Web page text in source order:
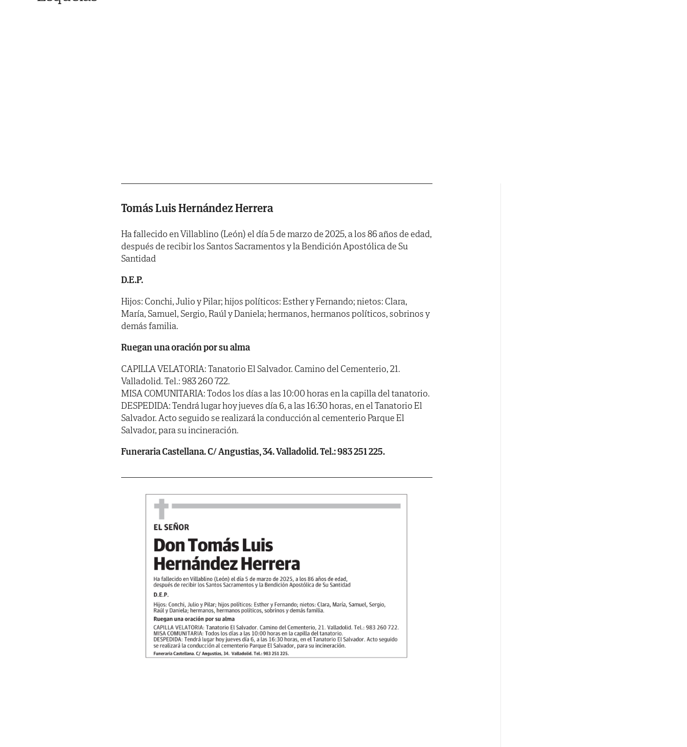
Tomás Luis Hernández Herrera
Ha fallecido en Villablino (León) el día 5 de marzo de 2025, a los 86 años de edad,
después de recibir los Santos Sacramentos y la Bendición Apostólica de Su
Santidad
D.E.P.
Hijos: Conchi, Julio y Pilar; hijos políticos: Esther y Fernando; nietos: Clara,
María, Samuel, Sergio, Raúl y Daniela; hermanos, hermanos políticos, sobrinos y
demás familia.
Ruegan una oración por su alma
CAPILLA VELATORIA: Tanatorio El Salvador. Camino del Cementerio, 21.
Valladolid. Tel.: 983 260 722.
MISA COMUNITARIA: Todos los días a las 10:00 horas en la capilla del tanatorio.
DESPEDIDA: Tendrá lugar hoy jueves día 6, a las 16:30 horas, en el Tanatorio El
Salvador. Acto seguido se realizará la conducción al cementerio Parque El
Salvador, para su incineración.
Funeraria Castellana. C/ Angustias, 34. Valladolid. Tel.: 983 251 225.